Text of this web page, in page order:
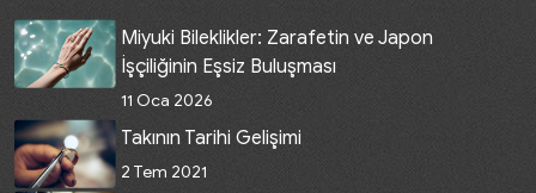
Miyuki Bileklikler: Zarafetin ve Japon
İşçiliğinin Eşsiz Buluşması
11 Oca 2026
Takının Tarihi Gelişimi
2 Tem 2021